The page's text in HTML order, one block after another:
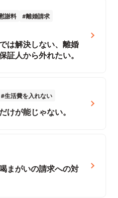
謝料
離婚請求
は解決しない、離婚
証人から外れたい。
生活費を入れない
けが能じゃない。
まがいの請求への対